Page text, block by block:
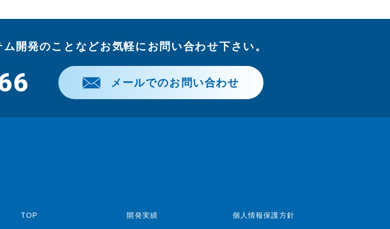
開発のことなどお気軽にお問い合わせ下さい。
メールでのお問い合わせ
TOP 開発実績 個人情報保護方針